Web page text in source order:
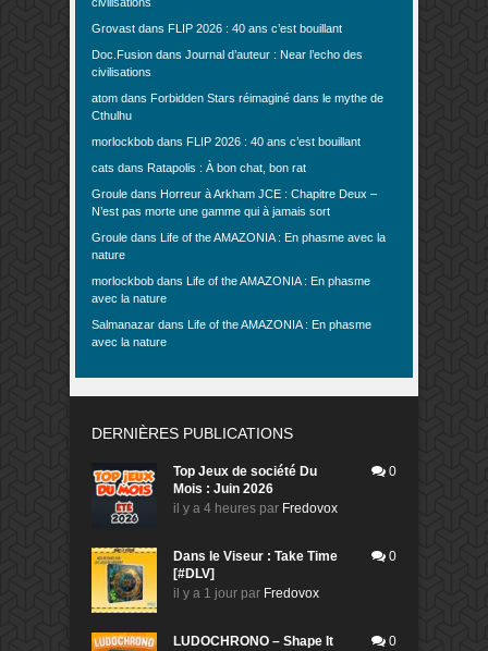
Grovast dans FLIP 2026 : 40 ans c’est bouillant
Doc.Fusion dans Journal d’auteur : Near l’echo des
civilisations
atom dans Forbidden Stars réimaginé dans le mythe de
Cthulhu
morlockbob dans FLIP 2026 : 40 ans c’est bouillant
cats dans Ratapolis : À bon chat, bon rat
Groule dans Horreur à Arkham JCE : Chapitre Deux –
N’est pas morte une gamme qui à jamais sort
Groule dans Life of the AMAZONIA : En phasme avec la
nature
morlockbob dans Life of the AMAZONIA : En phasme
avec la nature
Salmanazar dans Life of the AMAZONIA : En phasme
avec la nature
DERNIÈRES PUBLICATIONS
Top Jeux de société Du
Mois : Juin 2026
il y a 4 heures par Fredovox
0
Dans le Viseur : Take Time
[#DLV]
il y a 1 jour par Fredovox
0
LUDOCHRONO – Shape It
0